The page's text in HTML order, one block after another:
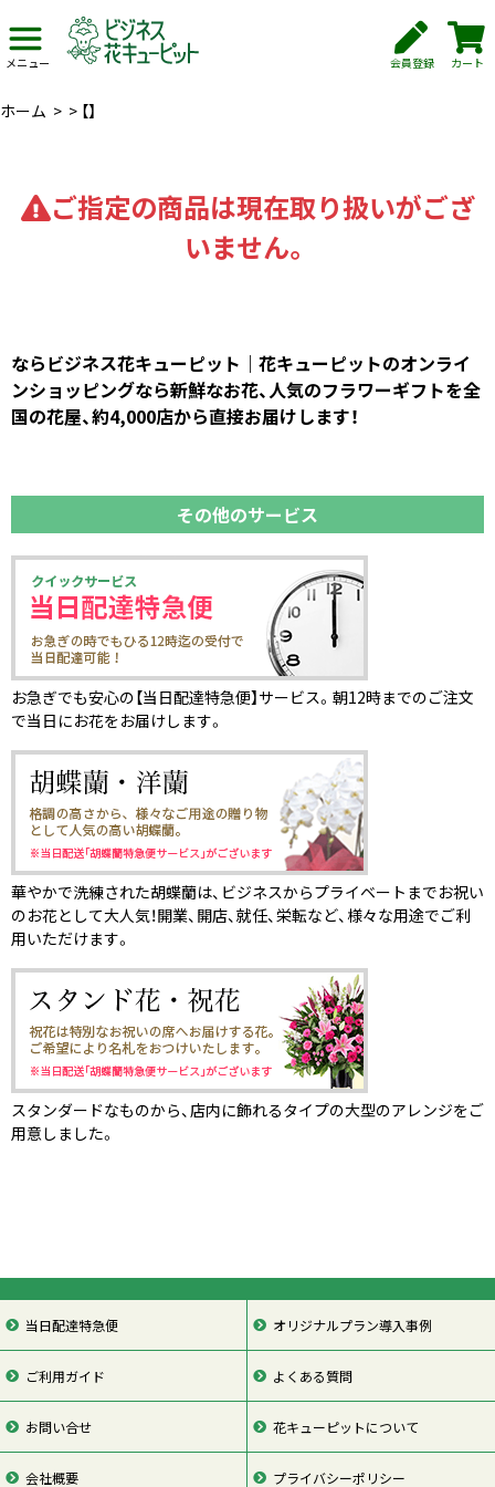
メニュー 会員登録 カート
ホーム > > 【】
ご指定の商品は現在取り扱いがござ
いません。
ならビジネス花キューピット｜花キューピットのオンライ
ンショッピングなら新鮮なお花、人気のフラワーギフトを全
国の花屋、約4,000店から直接お届けします！
その他のサービス
お急ぎでも安心の【当日配達特急便】サービス。朝12時までのご注文
で当日にお花をお届けします。
華やかで洗練された胡蝶蘭は、ビジネスからプライベートまでお祝い
のお花として大人気！開業、開店、就任、栄転など、様々な用途でご利
用いただけます。
スタンダードなものから、店内に飾れるタイプの大型のアレンジをご
用意しました。
当日配達特急便 オリジナルプラン導入事例
ご利用ガイド よくある質問
お問い合せ 花キューピットについて
会社概要 プライバシーポリシー